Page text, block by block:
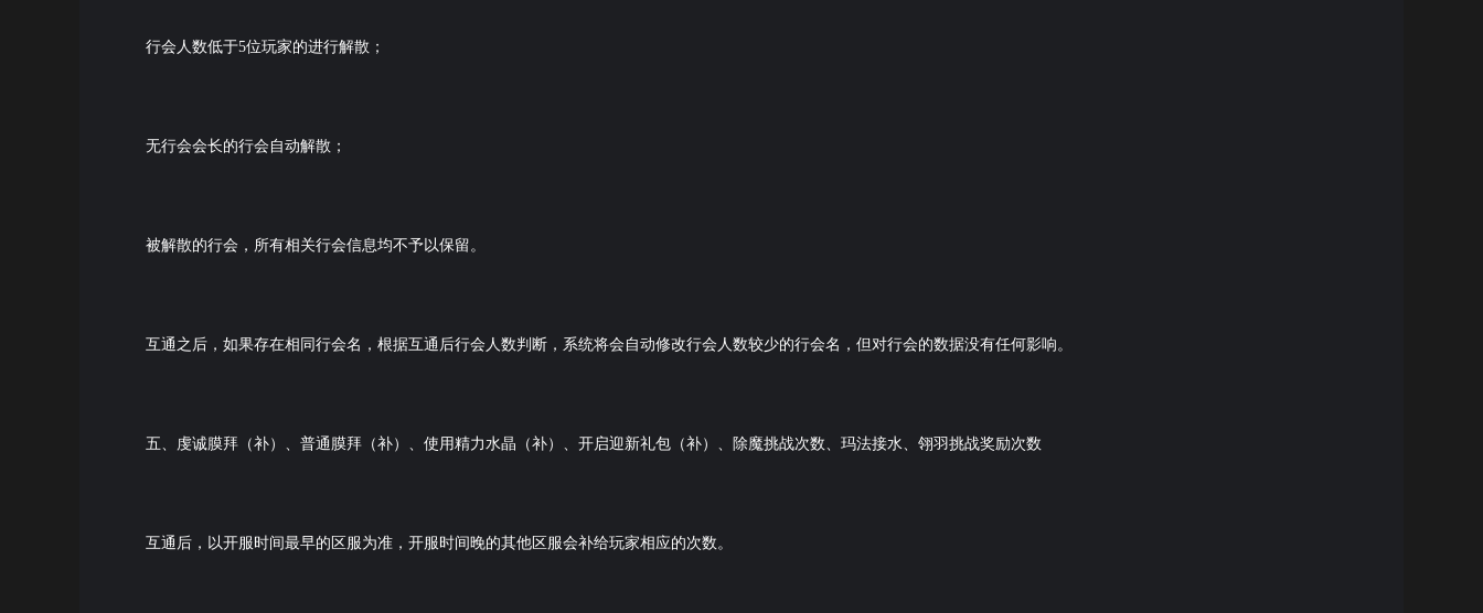
行会人数低于5位玩家的进行解散；
无行会会长的行会自动解散；
被解散的行会，所有相关行会信息均不予以保留。
互通之后，如果存在相同行会名，根据互通后行会人数判断，系统将会自动修改行会人数较少的行会名，但对行会的数据没有任何影响。
五、虔诚膜拜（补）、普通膜拜（补）、使用精力水晶（补）、开启迎新礼包（补）、除魔挑战次数、玛法接水、翎羽挑战奖励次数
互通后，以开服时间最早的区服为准，开服时间晚的其他区服会补给玩家相应的次数。